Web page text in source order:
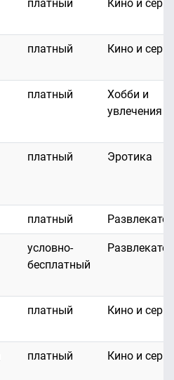
платный Кино и
платный Кино и
платный
Хобби и
увлечения
платный Эротика
платный
условно-
бесплатный
платный Кино и
платный Кино и